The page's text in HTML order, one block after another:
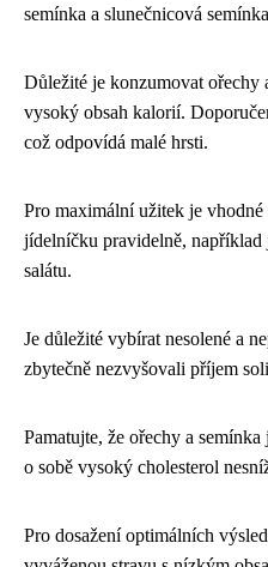
semínka a slunečnicová
Důležité je konzumovat ořechy
vysoký obsah kalorií.
což odpovídá malé hrsti.
Pro maximální užitek je
jídelníčku pravidelně, například
salátu.
Je důležité vybírat nesolené a
zbytečně nezvyšovali příjem
Pamatujte, že ořechy a
o sobě vysoký cholesterol
Pro dosažení optimálních